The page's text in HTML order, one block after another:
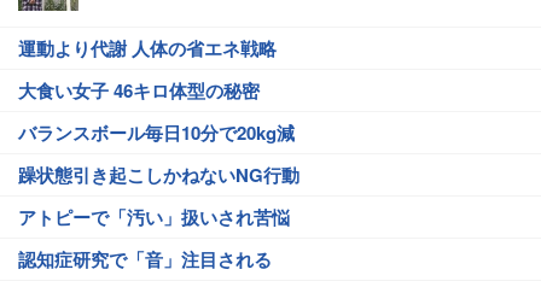
運動より代謝 人体の省エネ戦略
大食い女子 46キロ体型の秘密
バランスボール毎日10分で20kg減
躁状態引き起こしかねないNG行動
アトピーで「汚い」扱いされ苦悩
認知症研究で「音」注目される